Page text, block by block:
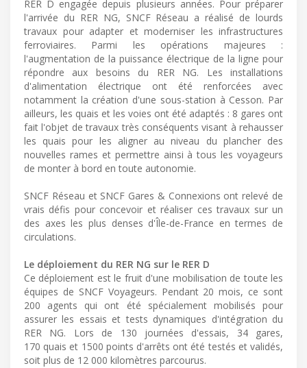
RER D engagée depuis plusieurs années. Pour préparer
l'arrivée du RER NG, SNCF Réseau a réalisé de lourds
travaux pour adapter et moderniser les infrastructures
ferroviaires. Parmi les opérations majeures :
l'augmentation de la puissance électrique de la ligne pour
répondre aux besoins du RER NG. Les installations
d'alimentation électrique ont été renforcées avec
notamment la création d'une sous-station à Cesson. Par
ailleurs, les quais et les voies ont été adaptés : 8 gares ont
fait l'objet de travaux très conséquents visant à rehausser
les quais pour les aligner au niveau du plancher des
nouvelles rames et permettre ainsi à tous les voyageurs
de monter à bord en toute autonomie.
SNCF Réseau et SNCF Gares & Connexions ont relevé de
vrais défis pour concevoir et réaliser ces travaux sur un
des axes les plus denses d'Île-de-France en termes de
circulations.
Le déploiement du RER NG sur le RER D
Ce déploiement est le fruit d'une mobilisation de toute les
équipes de SNCF Voyageurs. Pendant 20 mois, ce sont
200 agents qui ont été spécialement mobilisés pour
assurer les essais et tests dynamiques d'intégration du
RER NG. Lors de 130 journées d'essais, 34 gares,
170 quais et 1500 points d'arrêts ont été testés et validés,
soit plus de 12 000 kilomètres parcourus.